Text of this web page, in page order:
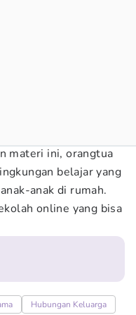
materi ini, orangtua
belajar yang
anak di rumah.
online yang bisa
Hubungan Keluarga